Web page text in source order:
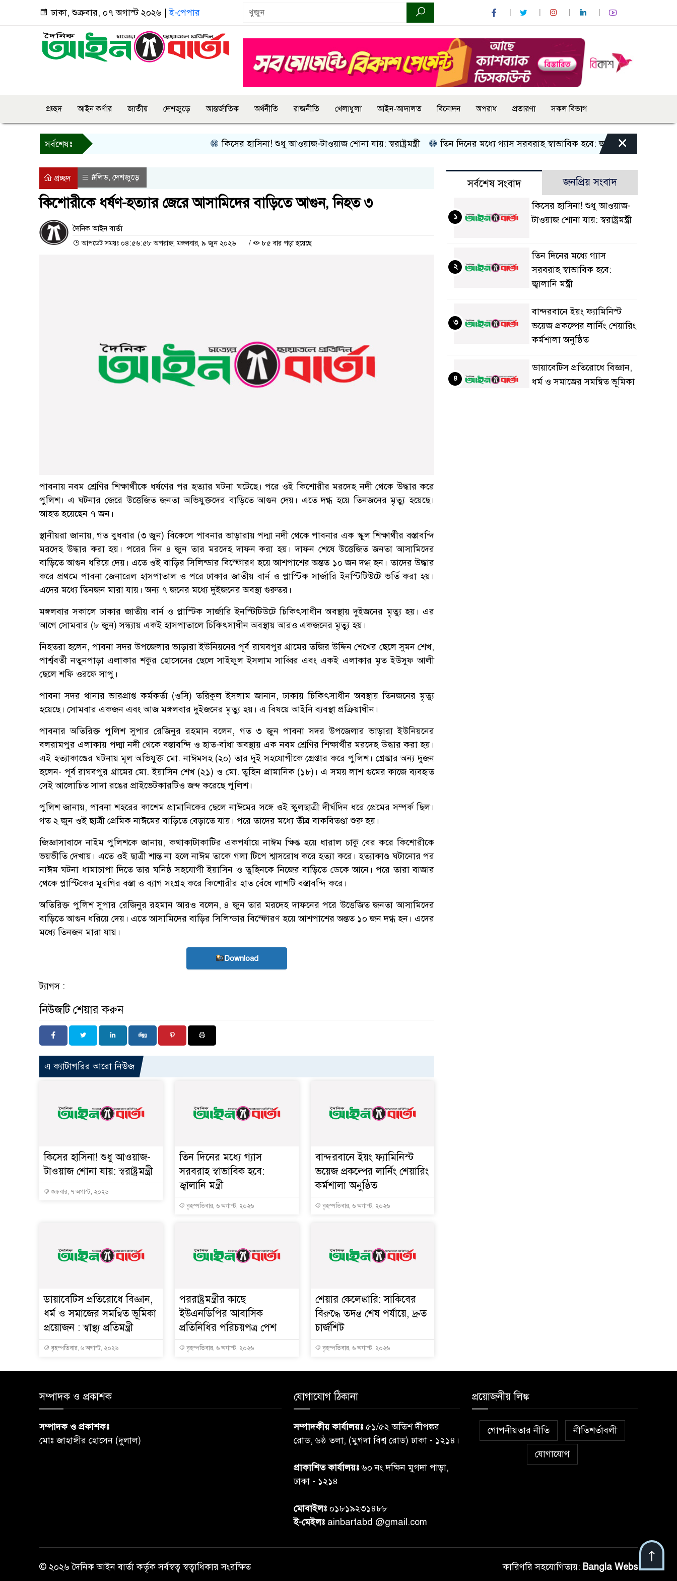
ঢাকা, শুক্রবার, ০৭ অগাস্ট ২০২৬ |ই-পেপার
প্রচ্ছদ আইন কর্ণার জাতীয় দেশজুড়ে আন্তর্জাতিক অর্থনীতি রাজনীতি খেলাধুলা আইন-আদালত বিনোদন অপরাধ প্রতারণা সকল বিভাগ
সর্বশেষঃ কিসের হাসিনা! শুধু আওয়াজ-টাওয়াজ শোনা যায়: স্বরাষ্ট্রমন্ত্রী তিন দিনের মধ্যে গ্যাস সরবরাহ স্বাভাবিক হবে: জ্বালানি মন্ত্রী×
প্রচ্ছদ #লিড, দেশজুড়ে
কিশোরীকে ধর্ষণ-হত্যার জেরে আসামিদের বাড়িতে আগুন, নিহত ৩
দৈনিক আইন বার্তা
আপডেট সময়ঃ ০৪:৫৬:৫৮ অপরাহ্ন, মঙ্গলবার, ৯ জুন ২০২৬ / ৮৫ বার পড়া হয়েছে
পাবনায় নবম শ্রেণির শিক্ষার্থীকে ধর্ষণের পর হত্যার ঘটনা ঘটেছে। পরে ওই কিশোরীর মরদেহ নদী থেকে উদ্ধার করে
পুলিশ। এ ঘটনার জেরে উত্তেজিত জনতা অভিযুক্তদের বাড়িতে আগুন দেয়। এতে দগ্ধ হয়ে তিনজনের মৃত্যু হয়েছে।
আহত হয়েছেন ৭ জন।
স্থানীয়রা জানায়, গত বুধবার (৩ জুন) বিকেলে পাবনার ভাড়ারায় পদ্মা নদী থেকে পাবনার এক স্কুল শিক্ষার্থীর বস্তাবন্দি
মরদেহ উদ্ধার করা হয়। পরের দিন ৪ জুন তার মরদেহ দাফন করা হয়। দাফন শেষে উত্তেজিত জনতা আসামিদের
বাড়িতে আগুন ধরিয়ে দেয়। এতে ওই বাড়ির সিলিন্ডার বিস্ফোরণ হয়ে আশপাশের অন্তত ১০ জন দগ্ধ হন। তাদের উদ্ধার
করে প্রথমে পাবনা জেনারেল হাসপাতাল ও পরে ঢাকার জাতীয় বার্ন ও প্লাস্টিক সার্জারি ইনস্টিটিউটে ভর্তি করা হয়।
এদের মধ্যে তিনজন মারা যায়। অন্য ৭ জনের মধ্যে দুইজনের অবস্থা গুরুতর।
মঙ্গলবার সকালে ঢাকার জাতীয় বার্ন ও প্লাস্টিক সার্জারি ইনস্টিটিউটে চিকিৎসাধীন অবস্থায় দুইজনের মৃত্যু হয়। এর
আগে সোমবার (৮ জুন) সন্ধ্যায় একই হাসপাতালে চিকিৎসাধীন অবস্থায় আরও একজনের মৃত্যু হয়।
নিহতরা হলেন, পাবনা সদর উপজেলার ভাড়ারা ইউনিয়নের পূর্ব রাঘবপুর গ্রামের তজির উদ্দিন শেখের ছেলে সুমন শেখ,
পার্শ্ববর্তী নতুনপাড়া এলাকার শকুর হোসেনের ছেলে সাইফুল ইসলাম সাব্বির এবং একই এলাকার মৃত ইউসুফ আলী
ছেলে শফি ওরফে সাপু।
পাবনা সদর থানার ভারপ্রাপ্ত কর্মকর্তা (ওসি) তরিকুল ইসলাম জানান, ঢাকায় চিকিৎসাধীন অবস্থায় তিনজনের মৃত্যু
হয়েছে। সোমবার একজন এবং আজ মঙ্গলবার দুইজনের মৃত্যু হয়। এ বিষয়ে আইনি ব্যবস্থা প্রক্রিয়াধীন।
পাবনার অতিরিক্ত পুলিশ সুপার রেজিনুর রহমান বলেন, গত ৩ জুন পাবনা সদর উপজেলার ভাড়ারা ইউনিয়নের
বলরামপুর এলাকায় পদ্মা নদী থেকে বস্তাবন্দি ও হাত-বাঁধা অবস্থায় এক নবম শ্রেণির শিক্ষার্থীর মরদেহ উদ্ধার করা হয়।
এই হত্যাকাণ্ডের ঘটনায় মূল অভিযুক্ত মো. নাঈমসহ (২০) তার দুই সহযোগীকে গ্রেপ্তার করে পুলিশ। গ্রেপ্তার অন্য দুজন
হলেন- পূর্ব রাঘবপুর গ্রামের মো. ইয়াসিন শেখ (২১) ও মো. তুহিন প্রামানিক (১৮)। এ সময় লাশ গুমের কাজে ব্যবহৃত
সেই আলোচিত সাদা রঙের প্রাইভেটকারটিও জব্দ করেছে পুলিশ।
পুলিশ জানায়, পাবনা শহরের কাশেম প্রামানিকের ছেলে নাঈমের সঙ্গে ওই স্কুলছাত্রী দীর্ঘদিন ধরে প্রেমের সম্পর্ক ছিল।
গত ২ জুন ওই ছাত্রী প্রেমিক নাঈমের বাড়িতে বেড়াতে যায়। পরে তাদের মধ্যে তীব্র বাকবিতণ্ডা শুরু হয়।
জিজ্ঞাসাবাদে নাইম পুলিশকে জানায়, কথাকাটাকাটির একপর্যায়ে নাঈম ক্ষিপ্ত হয়ে ধারাল চাকু বের করে কিশোরীকে
ভয়ভীতি দেখায়। এতে ওই ছাত্রী শান্ত না হলে নাঈম তাকে গলা টিপে শ্বাসরোধ করে হত্যা করে। হত্যাকাণ্ড ঘটানোর পর
নাঈম ঘটনা ধামাচাপা দিতে তার ঘনিষ্ঠ সহযোগী ইয়াসিন ও তুহিনকে নিজের বাড়িতে ডেকে আনে। পরে তারা বাজার
থেকে প্লাস্টিকের মুরগির বস্তা ও ব্যাগ সংগ্রহ করে কিশোরীর হাত বেঁধে লাশটি বস্তাবন্দি করে।
অতিরিক্ত পুলিশ সুপার রেজিনুর রহমান আরও বলেন, ৪ জুন তার মরদেহ দাফনের পরে উত্তেজিত জনতা আসামিদের
বাড়িতে আগুন ধরিয়ে দেয়। এতে আসামিদের বাড়ির সিলিন্ডার বিস্ফোরণ হয়ে আশপাশের অন্তত ১০ জন দগ্ধ হন। এদের
মধ্যে তিনজন মারা যায়।
Download
ট্যাগস :
নিউজটি শেয়ার করুন
এ ক্যাটাগরির আরো নিউজ
কিসের হাসিনা! শুধু আওয়াজ-
টাওয়াজ শোনা যায়: স্বরাষ্ট্রমন্ত্রী
শুক্রবার, ৭ অগাস্ট, ২০২৬
তিন দিনের মধ্যে গ্যাস
সরবরাহ স্বাভাবিক হবে:
জ্বালানি মন্ত্রী
বৃহস্পতিবার, ৬ অগাস্ট, ২০২৬
বান্দরবানে ইয়ং ফ্যামিনিস্ট
ভয়েজ প্রকল্পের লার্নিং শেয়ারিং
কর্মশালা অনুষ্ঠিত
বৃহস্পতিবার, ৬ অগাস্ট, ২০২৬
ডায়াবেটিস প্রতিরোধে বিজ্ঞান,
ধর্ম ও সমাজের সমন্বিত ভূমিকা
প্রয়োজন : স্বাস্থ্য প্রতিমন্ত্রী
বৃহস্পতিবার, ৬ অগাস্ট, ২০২৬
পররাষ্ট্রমন্ত্রীর কা‌ছে
ইউএনডিপির আবাসিক
প্রতিনিধির পরিচয়পত্র পেশ
বৃহস্পতিবার, ৬ অগাস্ট, ২০২৬
শেয়ার কেলেঙ্কারি: সাকিবের
বিরুদ্ধে তদন্ত শেষ পর্যায়ে, দ্রুত
চার্জশিট
বৃহস্পতিবার, ৬ অগাস্ট, ২০২৬
সর্বশেষ সংবাদ জনপ্রিয় সংবাদ
কিসের হাসিনা! শুধু আওয়াজ-
টাওয়াজ শোনা যায়: স্বরাষ্ট্রমন্ত্রী
১
তিন দিনের মধ্যে গ্যাস
সরবরাহ স্বাভাবিক হবে:
জ্বালানি মন্ত্রী
২
বান্দরবানে ইয়ং ফ্যামিনিস্ট
ভয়েজ প্রকল্পের লার্নিং শেয়ারিং
কর্মশালা অনুষ্ঠিত
৩
ডায়াবেটিস প্রতিরোধে বিজ্ঞান,
ধর্ম ও সমাজের সমন্বিত ভূমিকা
৪
সম্পাদক ও প্রকাশক
সম্পাদক ও প্রকাশকঃ
মোঃ জাহাঙ্গীর হোসেন (দুলাল)
যোগাযোগ ঠিকানা
সম্পাদকীয় কার্যালয়ঃ ৫১/৫২ অতিশ দীপঙ্কর
রোড, ৬ষ্ঠ তলা, (মুগদা বিশ্ব রোড) ঢাকা - ১২১৪।
প্রাকাশিত কার্যালয়ঃ৬০ নং দক্ষিন মুগদা পাড়া,
ঢাকা - ১২১৪
মোবাইলঃ ০১৮১৯২৩১৪৮৮
ই-মেইলঃ ainbartabd @gmail.com
প্রয়োজনীয় লিঙ্ক
গোপনীয়তার নীতি নীতিশর্তাবলী
যোগাযোগ
© ২০২৬ দৈনিক আইন বার্তা কর্তৃক সর্বস্বত্ব স্বত্বাধিকার সংরক্ষিত কারিগরি সহযোগিতায়: Bangla Webs